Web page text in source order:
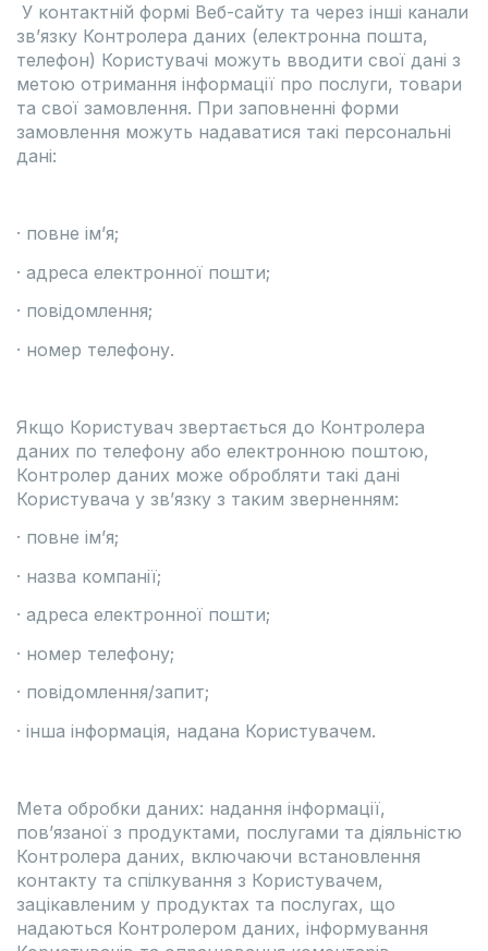
У контактній формі Веб-сайту та через інші канали
зв’язку Контролера даних (електронна пошта,
телефон) Користувачі можуть вводити свої дані з
метою отримання інформації про послуги, товари
та свої замовлення. При заповненні форми
замовлення можуть надаватися такі персональні
дані:
· повне ім’я;
· адреса електронної пошти;
· повідомлення;
· номер телефону.
Якщо Користувач звертається до Контролера
даних по телефону або електронною поштою,
Контролер даних може обробляти такі дані
Користувача у зв’язку з таким зверненням:
· повне ім’я;
· назва компанії;
· адреса електронної пошти;
· номер телефону;
· повідомлення/запит;
· інша інформація, надана Користувачем.
Мета обробки даних: надання інформації,
пов’язаної з продуктами, послугами та діяльністю
Контролера даних, включаючи встановлення
контакту та спілкування з Користувачем,
зацікавленим у продуктах та послугах, що
надаються Контролером даних, інформування